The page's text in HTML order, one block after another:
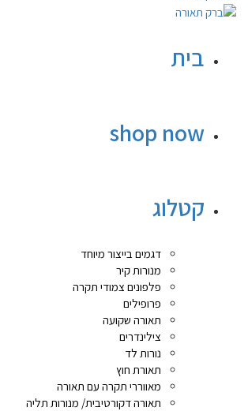
בית
shop now
קטלוג
דגמים בייצור מיוחד
מנורות קיר
פלפונים צמודי תקרה
פרופילים
תאורה שקועה
צילינדרים
נורות לד
תאורת חוץ
מאווררי תקרה עם תאורה
תאורה דקורטיבית/ מנורות תליה